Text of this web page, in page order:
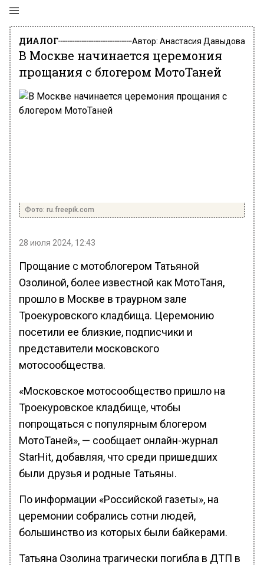
ДИАЛОГ Автор: Анастасия Давыдова
В Москве начинается церемония
прощания с блогером МотоТаней
Фото: ru.freepik.com
28 июля 2024, 12:43
Прощание с мотоблогером Татьяной
Озолиной, более известной как МотоТаня,
прошло в Москве в траурном зале
Троекуровского кладбища. Церемонию
посетили ее близкие, подписчики и
представители московского
мотосообщества.
«Московское мотосообщество пришло на
Троекуровское кладбище, чтобы
попрощаться с популярным блогером
МотоТаней», — сообщает онлайн-журнал
StarHit, добавляя, что среди пришедших
были друзья и родные Татьяны.
По информации «Российской газеты», на
церемонии собрались сотни людей,
большинство из которых были байкерами.
Татьяна Озолина трагически погибла в ДТП в